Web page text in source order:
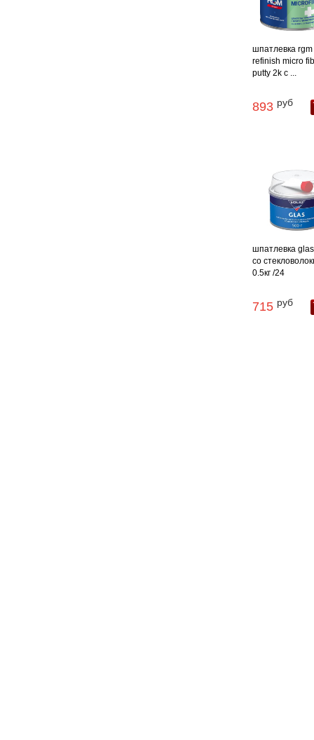
шпатлевка rgm
refinish micro
putty 2k с ...
893 руб
шпатлевка
со
0.5кг /24
715 руб